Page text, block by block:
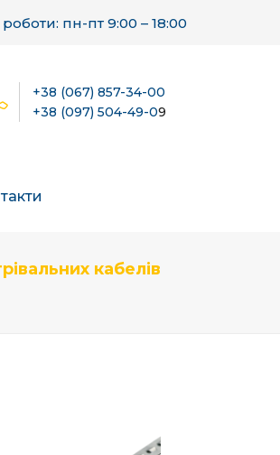
пн-пт 9:00 – 18:00
+38 (067) 857-34-00
+38 (097) 504-49-09
кабелів